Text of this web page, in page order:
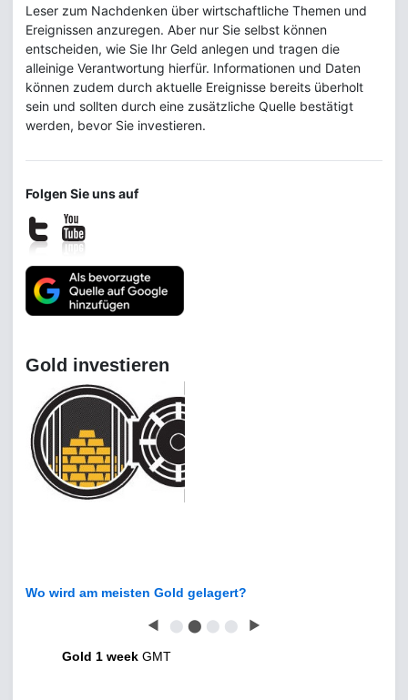
Leser zum Nachdenken über wirtschaftliche Themen und
Ereignissen anzuregen. Aber nur Sie selbst können
entscheiden, wie Sie Ihr Geld anlegen und tragen die
alleinige Verantwortung hierfür. Informationen und Daten
können zudem durch aktuelle Ereignisse bereits überholt
sein und sollten durch eine zusätzliche Quelle bestätigt
werden, bevor Sie investieren.
Folgen Sie uns auf
Gold investieren
Wo wird am meisten Gold gelagert?
◀ ⬤ ⬤ ⬤ ⬤ ▶
Gold 1 week GMT